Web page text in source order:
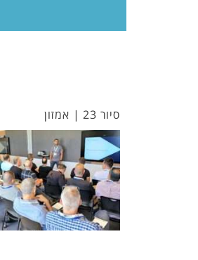
פרסי הגילדה 2021 – הזוכים